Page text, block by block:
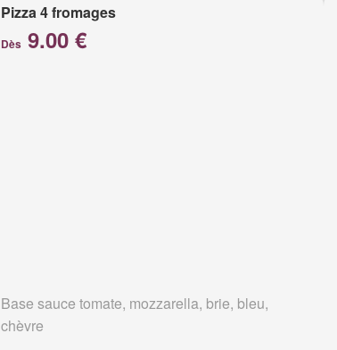
Pizza 4 fromages
Dès9.00 €
Base sauce tomate, mozzarella, brie, bleu,
chèvre